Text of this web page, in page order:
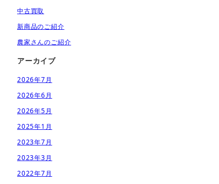
中古買取
新商品のご紹介
農家さんのご紹介
アーカイブ
2026年7月
2026年6月
2026年5月
2025年1月
2023年7月
2023年3月
2022年7月